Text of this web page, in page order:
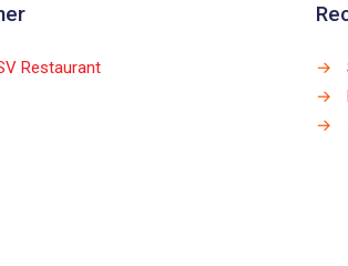
Restaurant →
→
→